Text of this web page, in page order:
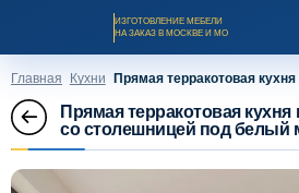
ИЗГОТОВЛЕНИЕ МЕБЕЛИ
НА ЗАКАЗ В МОСКВЕ И МО
Главная Кухни Прямая терракотовая
Прямая терракотовая
со столешницей под белый